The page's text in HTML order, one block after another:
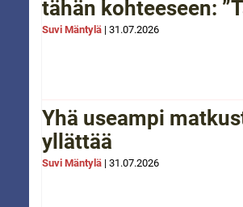
tähän kohteeseen:
Suvi Mäntylä | 31.07.2026
Yhä useampi
yllättää
Suvi Mäntylä | 31.07.2026